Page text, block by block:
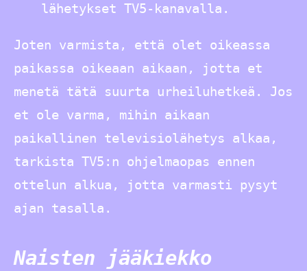
lähetykset TV5-kanavalla.
Joten varmista, että olet oikeassa
paikassa oikeaan aikaan, jotta et
menetä tätä suurta urheiluhetkeä. Jos
et ole varma, mihin aikaan
paikallinen televisiolähetys alkaa,
tarkista TV5:n ohjelmaopas ennen
ottelun alkua, jotta varmasti pysyt
ajan tasalla.
Naisten jääkiekko